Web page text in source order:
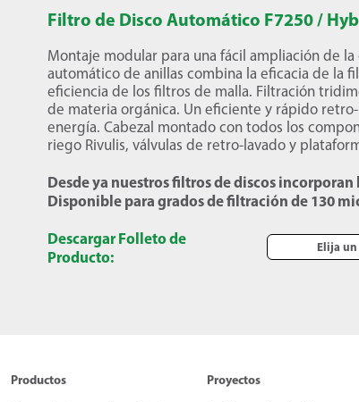
Filtro de Disco Automático F7250 /
Montaje modular para una fácil ampliación de
automático de anillas combina la eficacia de la
eficiencia de los filtros de malla. Filtración
de materia orgánica. Un eficiente y rápido
energía. Cabezal montado con todos los
riego Rivulis, válvulas de retro-lavado y
Desde ya nuestros filtros de discos
Disponible para grados de filtración de 130
Descargar Folleto de
Producto:
Elija
Productos Proyectos